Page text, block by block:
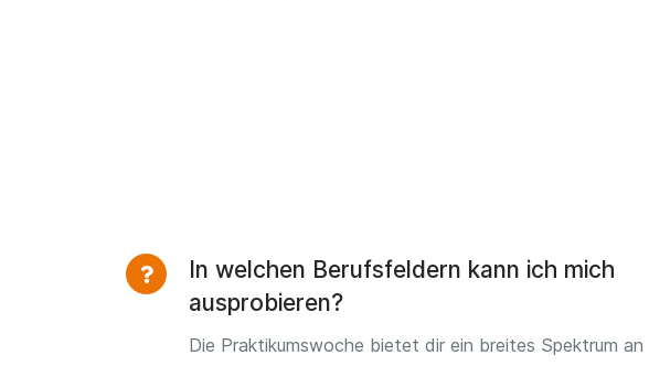
In welchen Berufsfeldern kann ich mich
ausprobieren?
Die Praktikumswoche bietet dir ein breites Spektrum an